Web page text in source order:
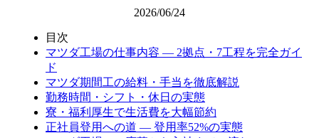
2026/06/24
目次
マツダ工場の仕事内容 — 2拠点・7工程を完全ガイ
ド
マツダ期間工の給料・手当を徹底解説
勤務時間・シフト・休日の実態
寮・福利厚生で生活費を大幅節約
正社員登用への道 — 登用率52%の実態